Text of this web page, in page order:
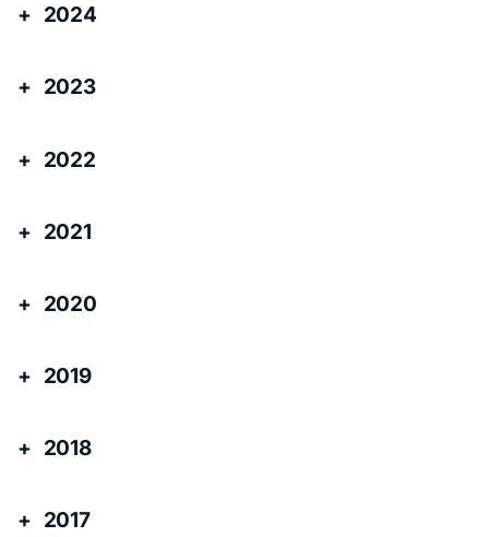
2024
2023
2022
2021
2020
2019
2018
2017